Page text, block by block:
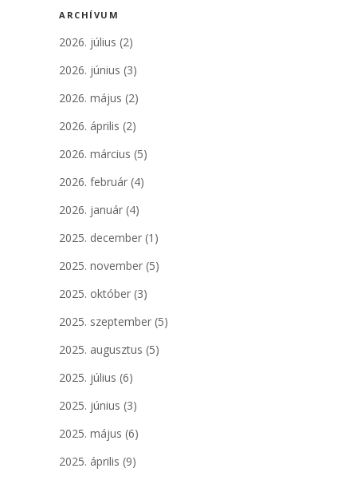
ARCHÍVUM
2026. július (2)
2026. június (3)
2026. május (2)
2026. április (2)
2026. március (5)
2026. február (4)
2026. január (4)
2025. december (1)
2025. november (5)
2025. október (3)
2025. szeptember (5)
2025. augusztus (5)
2025. július (6)
2025. június (3)
2025. május (6)
2025. április (9)